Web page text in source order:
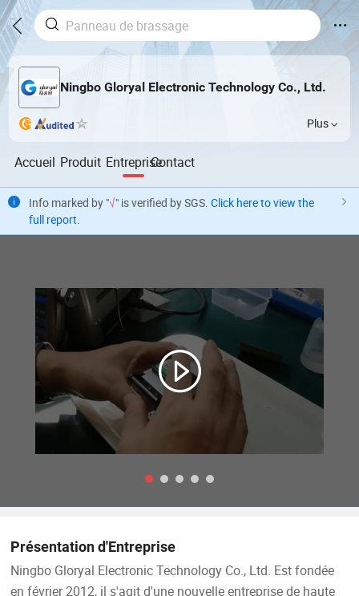
Ningbo Gloryal Electronic Technology Co., Ltd.
Plus
Accueil Produit EntrepriseContact
Info marked by "√" is verified by SGS. Click here to view the
full report.
Présentation d'Entreprise
Ningbo Gloryal Electronic Technology Co., Ltd. Est fondée
en février 2012, il s'agit d'une nouvelle entreprise de haute